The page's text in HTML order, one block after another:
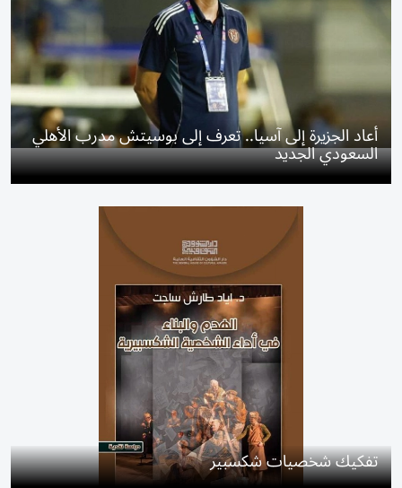
أعاد الجزيرة إلى آسيا.. تعرف إلى بوسيتش مدرب الأهلي
السعودي الجديد
تفكيك شخصيات شكسبير